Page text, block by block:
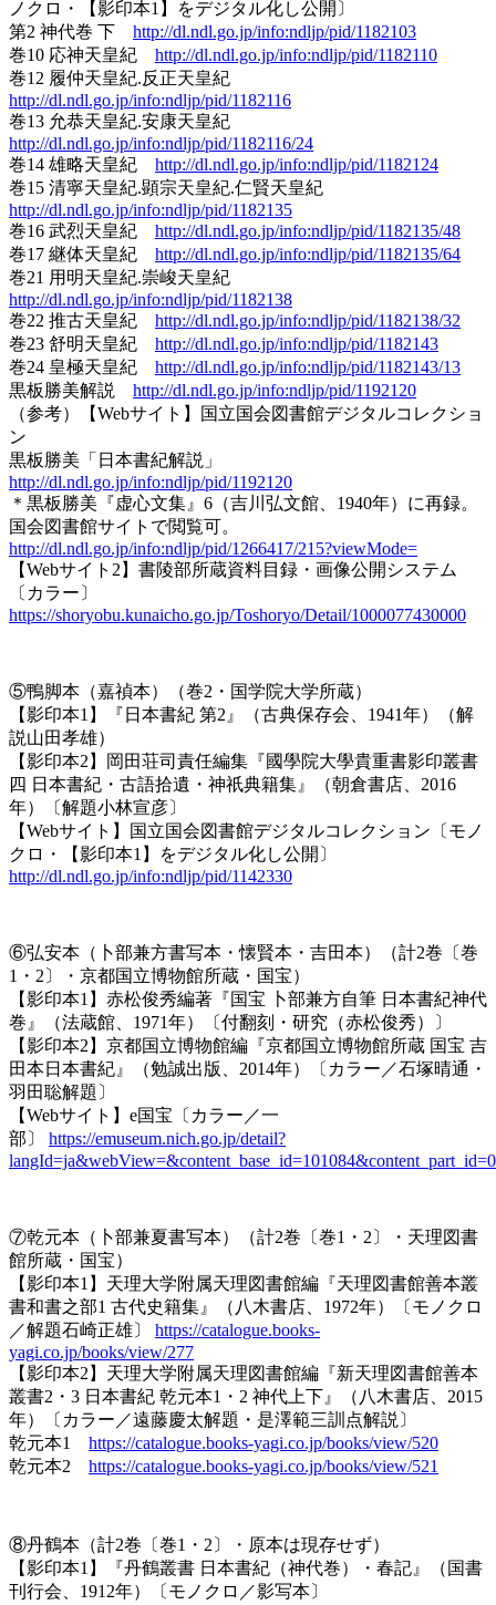
ノクロ・【影印本1】をデジタル化し公開〕
第2 神代巻 下 http://dl.ndl.go.jp/info:ndljp/pid/1182103
巻10 応神天皇紀 http://dl.ndl.go.jp/info:ndljp/pid/1182110
巻12 履仲天皇紀.反正天皇紀
http://dl.ndl.go.jp/info:ndljp/pid/1182116
巻13 允恭天皇紀.安康天皇紀
http://dl.ndl.go.jp/info:ndljp/pid/1182116/24
巻14 雄略天皇紀 http://dl.ndl.go.jp/info:ndljp/pid/1182124
巻15 清寧天皇紀.顕宗天皇紀.仁賢天皇紀
http://dl.ndl.go.jp/info:ndljp/pid/1182135
巻16 武烈天皇紀 http://dl.ndl.go.jp/info:ndljp/pid/1182135/48
巻17 継体天皇紀 http://dl.ndl.go.jp/info:ndljp/pid/1182135/64
巻21 用明天皇紀.崇峻天皇紀
http://dl.ndl.go.jp/info:ndljp/pid/1182138
巻22 推古天皇紀 http://dl.ndl.go.jp/info:ndljp/pid/1182138/32
巻23 舒明天皇紀 http://dl.ndl.go.jp/info:ndljp/pid/1182143
巻24 皇極天皇紀 http://dl.ndl.go.jp/info:ndljp/pid/1182143/13
黒板勝美解説 http://dl.ndl.go.jp/info:ndljp/pid/1192120
（参考）【Webサイト】国立国会図書館デジタルコレクショ
ン
黒板勝美「日本書紀解説」
http://dl.ndl.go.jp/info:ndljp/pid/1192120
＊黒板勝美『虚心文集』6（吉川弘文館、1940年）に再録。
国会図書館サイトで閲覧可。
http://dl.ndl.go.jp/info:ndljp/pid/1266417/215?viewMode=
【Webサイト2】書陵部所蔵資料目録・画像公開システム
〔カラー〕
https://shoryobu.kunaicho.go.jp/Toshoryo/Detail/1000077430000
⑤鴨脚本（嘉禎本）（巻2・国学院大学所蔵）
【影印本1】『日本書紀 第2』（古典保存会、1941年）（解
説山田孝雄）
【影印本2】岡田荘司責任編集『國學院大學貴重書影印叢書
四 日本書紀・古語拾遺・神祇典籍集』（朝倉書店、2016
年）〔解題小林宣彦〕
【Webサイト】国立国会図書館デジタルコレクション〔モノ
クロ・【影印本1】をデジタル化し公開〕
http://dl.ndl.go.jp/info:ndljp/pid/1142330
⑥弘安本（卜部兼方書写本・懐賢本・吉田本）（計2巻〔巻
1・2〕・京都国立博物館所蔵・国宝）
【影印本1】赤松俊秀編著『国宝 卜部兼方自筆 日本書紀神代
巻』（法蔵館、1971年）〔付翻刻・研究（赤松俊秀）〕
【影印本2】京都国立博物館編『京都国立博物館所蔵 国宝 吉
田本日本書紀』（勉誠出版、2014年）〔カラー／石塚晴通・
羽田聡解題〕
【Webサイト】e国宝〔カラー／一
部〕 https://emuseum.nich.go.jp/detail?
⑦乾元本（卜部兼夏書写本）（計2巻〔巻1・2〕・天理図書
館所蔵・国宝）
【影印本1】天理大学附属天理図書館編『天理図書館善本叢
書和書之部1 古代史籍集』（八木書店、1972年）〔モノクロ
／解題石崎正雄〕 https://catalogue.books-
yagi.co.jp/books/view/277
【影印本2】天理大学附属天理図書館編『新天理図書館善本
叢書2・3 日本書紀 乾元本1・2 神代上下』（八木書店、2015
年）〔カラー／遠藤慶太解題・是澤範三訓点解説〕
乾元本1 https://catalogue.books-yagi.co.jp/books/view/520
乾元本2 https://catalogue.books-yagi.co.jp/books/view/521
⑧丹鶴本（計2巻〔巻1・2〕・原本は現存せず）
【影印本1】『丹鶴叢書 日本書紀（神代巻）・春記』（国書
刊行会、1912年）〔モノクロ／影写本〕